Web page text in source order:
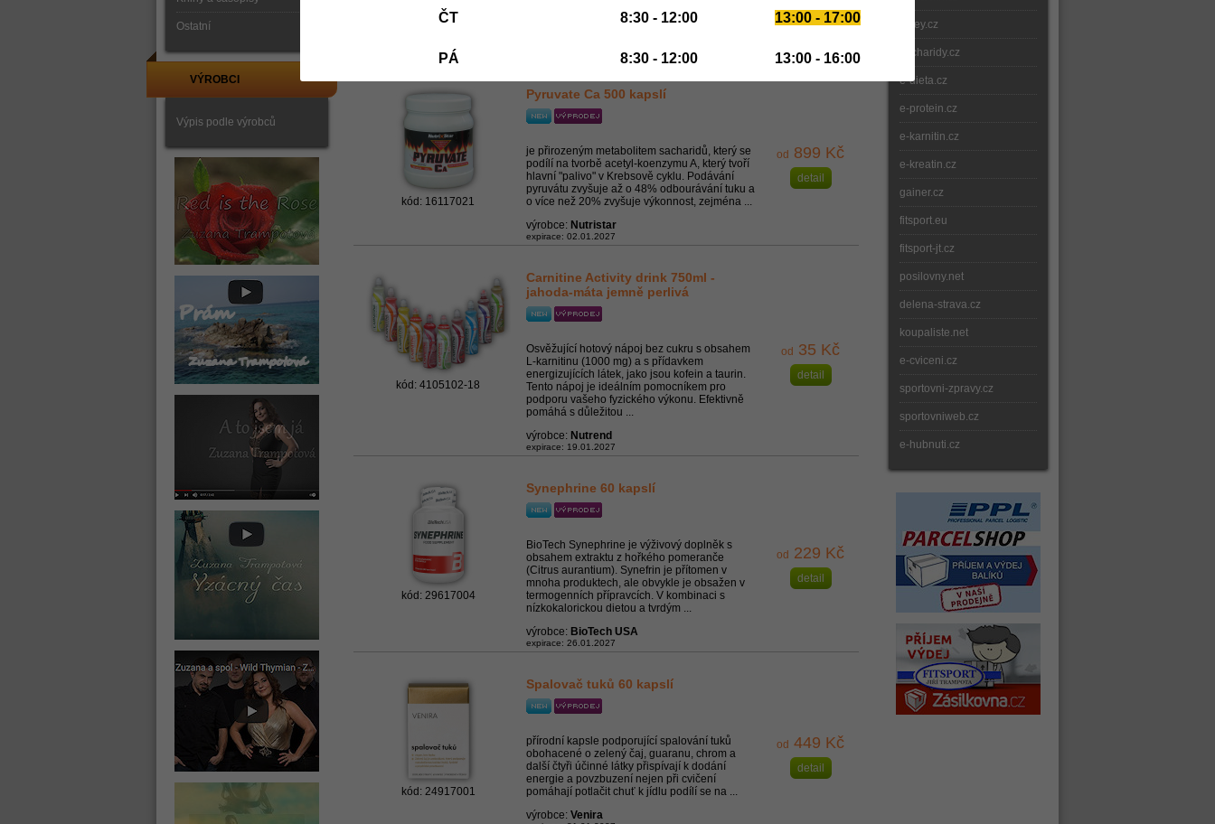
kód: 20917001
kód: 16117021
Pyruvate Ca 500 kapslí
je přirozeným metabolitem sacharidů, který se
podílí na tvorbě acetyl-koenzymu A, který tvoří
hlavní "palivo" v Krebsově cyklu. Podávání
pyruvátu zvyšuje až o 48% odbourávání tuku a
o více než 20% zvyšuje výkonnost, zejména ...
výrobce: Nutristar
expirace: 02.01.2027
od 899 Kč
detail
kód: 4105102-18
Carnitine Activity drink 750ml -
jahoda-máta jemně perlivá
Osvěžující hotový nápoj bez cukru s obsahem
L-karnitinu (1000 mg) a s přídavkem
energizujících látek, jako jsou kofein a taurin.
Tento nápoj je ideálním pomocníkem pro
podporu vašeho fyzického výkonu. Efektivně
pomáhá s důležitou ...
výrobce: Nutrend
expirace: 19.01.2027
od 35 Kč
detail
kód: 29617004
Synephrine 60 kapslí
BioTech Synephrine je výživový doplněk s
obsahem extraktu z hořkého pomeranče
(Citrus aurantium). Synefrin je přítomen v
mnoha produktech, ale obvykle je obsažen v
termogenních přípravcích. V kombinaci s
nízkokalorickou dietou a tvrdým ...
výrobce: BioTech USA
expirace: 26.01.2027
od 229 Kč
detail
kód: 24917001
Spalovač tuků 60 kapslí
přírodní kapsle podporující spalování tuků
obohacené o zelený čaj, guaranu, chrom a
další čtyři účinné látky přispívají k dodání
energie a povzbuzení nejen při cvičení
pomáhají potlačit chuť k jídlu podílí se na ...
výrobce: Venira
od 449 Kč
detail
Ostatní
VÝROBCI
Výpis podle výrobců
whey.cz
sacharidy.cz
e-dieta.cz
e-protein.cz
e-karnitin.cz
e-kreatin.cz
gainer.cz
fitsport.eu
fitsport-jt.cz
posilovny.net
delena-strava.cz
koupaliste.net
e-cviceni.cz
sportovni-zpravy.cz
sportovniweb.cz
e-hubnuti.cz
ČT 8:30 - 12:00 13:00 - 17:00
PÁ 8:30 - 12:00 13:00 - 16:00